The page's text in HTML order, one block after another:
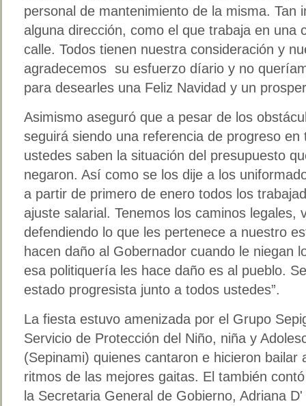
personal de mantenimiento de la misma. Tan
alguna dirección, como el que trabaja en una
calle. Todos tienen nuestra consideración y
agradecemos su esfuerzo díario y no
para desearles una Feliz Navidad y un
Asimismo aseguró que a pesar de los
seguirá siendo una referencia de progreso en
ustedes saben la situación del presupuesto
negaron. Así como se los dije a los
a partir de primero de enero todos los
ajuste salarial. Tenemos los caminos legales,
defendiendo lo que les pertenece a nuestro
hacen daño al Gobernador cuando le niegan
esa politiquería les hace daño es al pueblo.
estado progresista junto a todos ustedes”.
La fiesta estuvo amenizada por el Grupo
Servicio de Protección del Niño, niña y
(Sepinami) quienes cantaron e hicieron bailar
ritmos de las mejores gaitas. El también
la Secretaria General de Gobierno, Adriana